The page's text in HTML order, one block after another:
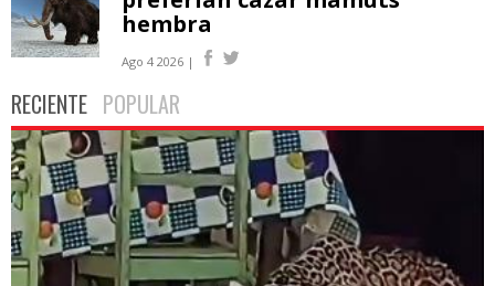
hembra
Ago 4 2026 |
RECIENTE POPULAR